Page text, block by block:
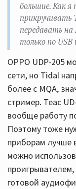
большие. Как
прикручивать
передавать
только по
OPPO UDP-205
сети, но Tidal
более с MQA,
стример. Teac
вообще работу
Поэтому тоже
приборам лучше
можно
готовой